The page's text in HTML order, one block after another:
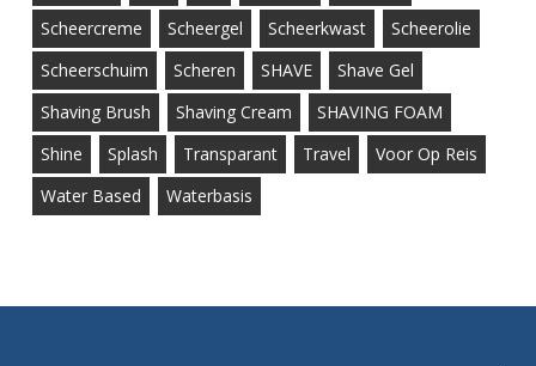
Scheercreme
Scheergel Scheerkwast
Scheerolie
Scheerschuim
Scheren SHAVE
Shave Gel
Shaving Brush
Shaving Cream
SHAVING FOAM
Shine
Splash Transparant Travel
Voor Op Reis
Water Based
Waterbasis